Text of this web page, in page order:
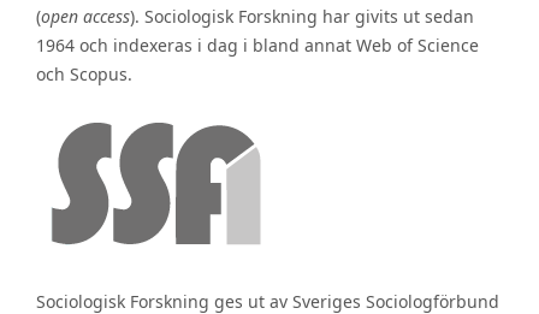
(open access). Sociologisk Forskning har givits ut sedan
1964 och indexeras i dag i bland annat Web of Science
och Scopus.
Sociologisk Forskning ges ut av Sveriges Sociologförbund